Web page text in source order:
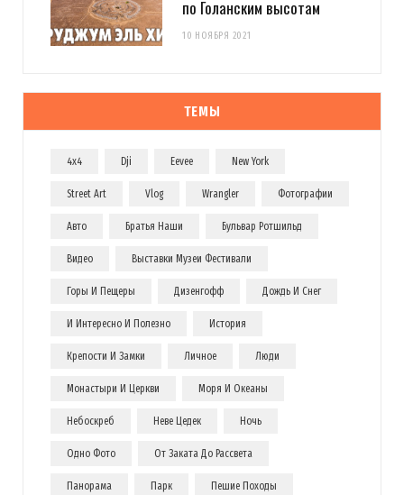
по Голанским высотам
10 НОЯБРЯ 2021
ТЕМЫ
4x4 Dji Eevee New York
Street Art Vlog Wrangler Фотографии
Авто Братья Наши Бульвар Ротшильд
Видео Выставки Музеи Фестивали
Горы И Пещеры Дизенгофф Дождь И Снег
И Интересно И Полезно История
Крепости И Замки Личное Люди
Монастыри И Церкви Моря И Океаны
Небоскреб Неве Цедек Ночь
Одно Фото От Заката До Рассвета
Панорама Парк Пешие Походы